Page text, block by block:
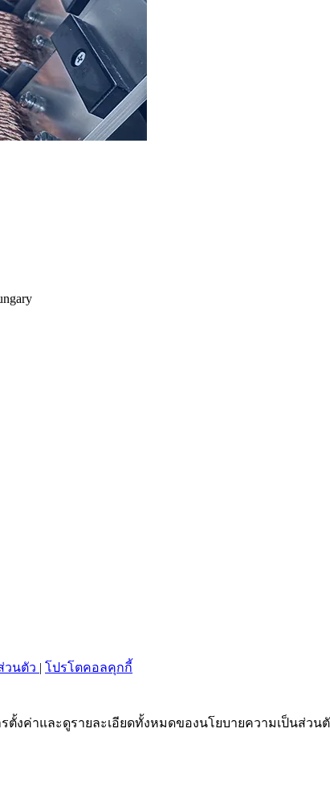
วนตัว | โปรโตคอลคุกกี้
งค่าและดูรายละเอียดทั้งหมดของนโยบายความเป็นส่ว